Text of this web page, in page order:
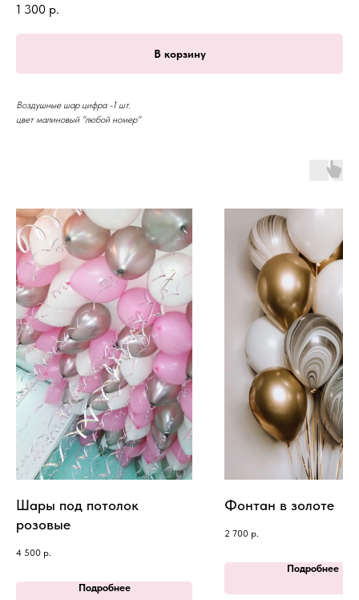
1 300 р.
В корзину
Воздушные шар цифра -1 шт.
цвет малиновый "любой номер"
Шары под потолок
розовые
4 500 р.
Подробнее
Фонтан в золоте
2 700 р.
Подробнее